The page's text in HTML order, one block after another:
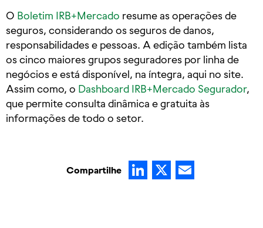
O Boletim IRB+Mercado resume as operações de
seguros, considerando os seguros de danos,
responsabilidades e pessoas. A edição também lista
os cinco maiores grupos seguradores por linha de
negócios e está disponível, na íntegra, aqui no site.
Assim como, o Dashboard IRB+Mercado Segurador,
que permite consulta dinâmica e gratuita às
informações de todo o setor.
Compartilhe LinkedIn
X